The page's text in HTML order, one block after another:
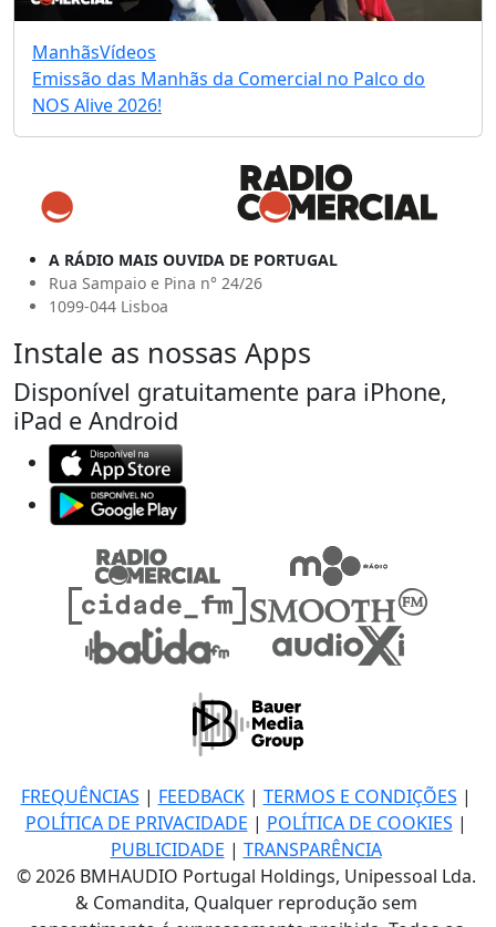
ManhãsVídeos
Emissão das Manhãs da Comercial no Palco do
NOS Alive 2026!
A RÁDIO MAIS OUVIDA DE PORTUGAL
Rua Sampaio e Pina n° 24/26
1099-044 Lisboa
Instale as nossas Apps
Disponível gratuitamente para iPhone,
iPad e Android
FREQUÊNCIAS | FEEDBACK| TERMOS E CONDIÇÕES |
POLÍTICA DE PRIVACIDADE | POLÍTICA DE COOKIES |
PUBLICIDADE | TRANSPARÊNCIA
© 2026 BMHAUDIO Portugal Holdings, Unipessoal Lda.
& Comandita, Qualquer reprodução sem